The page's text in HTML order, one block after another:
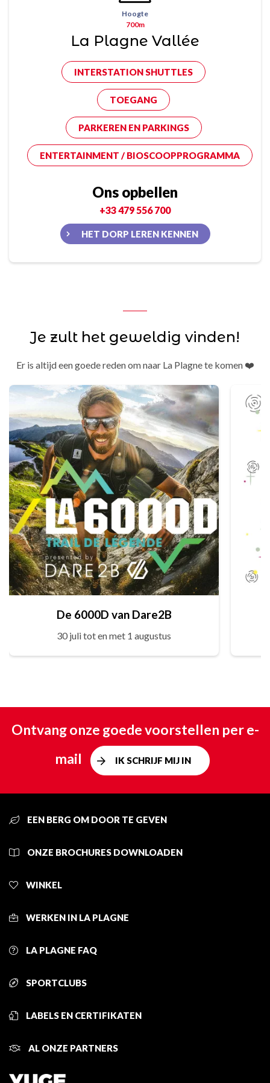
Hoogte
700m
La Plagne Vallée
INTERSTATION SHUTTLES
TOEGANG
PARKEREN EN PARKINGS
ENTERTAINMENT / BIOSCOOPPROGRAMMA
Ons opbellen
+33 479 556 700
HET DORP LEREN KENNEN
Je zult het geweldig vinden!
Er is altijd een goede reden om naar La Plagne te komen ❤️
De 6000D van Dare2B
30 juli tot en met 1 augustus
Ontvang onze goede voorstellen per e-
mail
IK SCHRIJF MIJ IN
EEN BERG OM DOOR TE GEVEN
ONZE BROCHURES DOWNLOADEN
WINKEL
WERKEN IN LA PLAGNE
LA PLAGNE FAQ
SPORTCLUBS
LABELS EN CERTIFIKATEN
AL ONZE PARTNERS